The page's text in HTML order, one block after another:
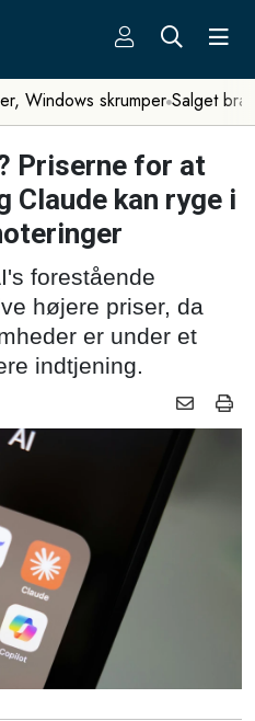
Windows skrumper Salget
Priserne for at
Claude kan ryge i
forestående
højere priser, da
er under et
indtjening.